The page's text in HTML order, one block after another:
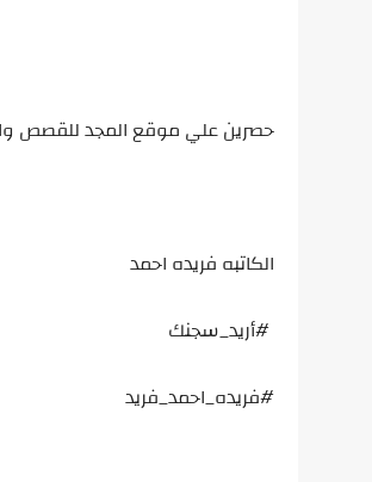
حصرين علي موقع المجد للقصص
الكاتبه فريده احمد
#أريد_سجنك
#فريده_احمد_فريد